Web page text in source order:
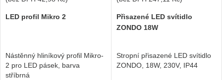
LED profil Mikro 2
Nástěnný hliníkový profil Mikro-
2 pro LED pásek, barva
stříbrná
Přisazené LED svítidlo
ZONDO 18W
Stropní přisazené LED svítidlo
ZONDO, 18W, 230V, IP44